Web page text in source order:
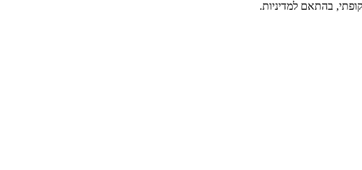
בהתאם למדיניות.